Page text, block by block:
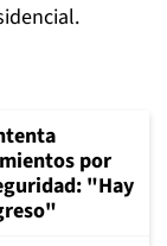
por
"Hay